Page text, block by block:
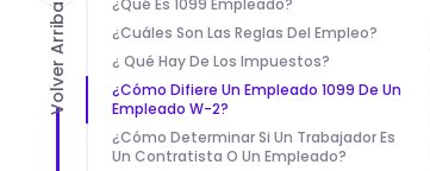
¿Qué Es 1099 Empleado?
¿Cuáles Son Las Reglas Del Empleo?
¿ Qué Hay De Los Impuestos?
¿Cómo Difiere Un Empleado 1099 De Un
Empleado W-2?
¿Cómo Determinar Si Un Trabajador Es
Un Contratista O Un Empleado?
Volver Arriba